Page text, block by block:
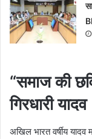
“समाज की
गिरधारी यादव
अखिल भारत वर्षीय यादव